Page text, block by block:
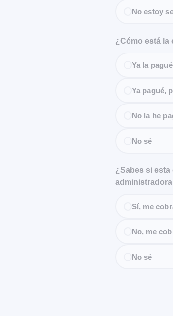
No estoy
¿Cómo está la
Ya la
Ya pagué,
No la he
No sé
¿Sabes si esta
Sí, me
No, me
No sé